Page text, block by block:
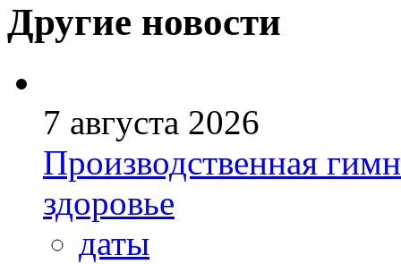
Другие новости
7 августа 2026
Производственная
здоровье
даты